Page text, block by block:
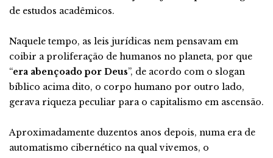
de estudos acadêmicos.
Naquele tempo, as leis jurídicas nem pensavam em
coibir a proliferação de humanos no planeta, por que
“era abençoado por Deus”, de acordo com o slogan
bíblico acima dito, o corpo humano por outro lado,
gerava riqueza peculiar para o capitalismo em ascensão.
Aproximadamente duzentos anos depois, numa era de
automatismo cibernético na qual vivemos, o